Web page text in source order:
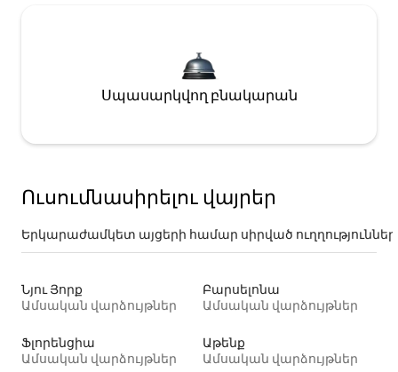
Սպասարկվող բնակարան
Ուսումնասիրելու վայրեր
Երկարաժամկետ այցերի համար սիրված ուղղություններ
Նյու Յորք
Ամսական վարձույթներ
Բարսելոնա
Ամսական վարձույթներ
Ֆլորենցիա
Ամսական վարձույթներ
Աթենք
Ամսական վարձույթներ